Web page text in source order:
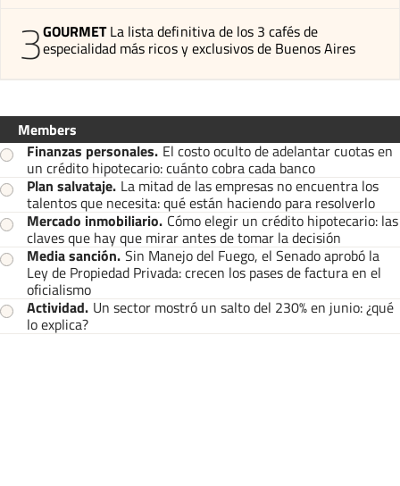
3GOURMET La lista definitiva de los 3 cafés de
especialidad más ricos y exclusivos de Buenos Aires
Members
Finanzas personales. El costo oculto de adelantar cuotas en
un crédito hipotecario: cuánto cobra cada banco
Plan salvataje. La mitad de las empresas no encuentra los
talentos que necesita: qué están haciendo para resolverlo
Mercado inmobiliario. Cómo elegir un crédito hipotecario: las
claves que hay que mirar antes de tomar la decisión
Media sanción. Sin Manejo del Fuego, el Senado aprobó la
Ley de Propiedad Privada: crecen los pases de factura en el
oficialismo
Actividad. Un sector mostró un salto del 230% en junio: ¿qué
lo explica?